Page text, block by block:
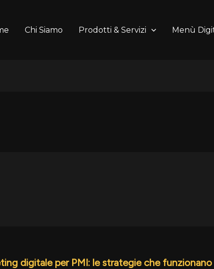
Chi Siamo Prodotti & Servizi Menù
digitale per PMI: le strategie che